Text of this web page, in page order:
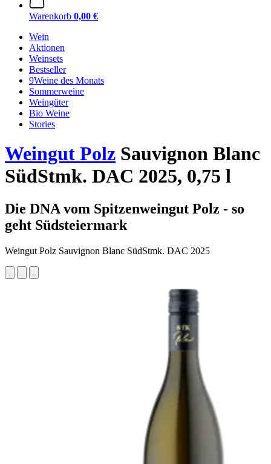
Warenkorb 0,00 €
Wein
Aktionen
Weinsets
Bestseller
9Weine des Monats
Sommerweine
Weingüter
Bio Weine
Stories
Weingut Polz Sauvignon Blanc
SüdStmk. DAC 2025, 0,75 l
Die DNA vom Spitzenweingut Polz - so
geht Südsteiermark
Weingut Polz Sauvignon Blanc SüdStmk. DAC 2025